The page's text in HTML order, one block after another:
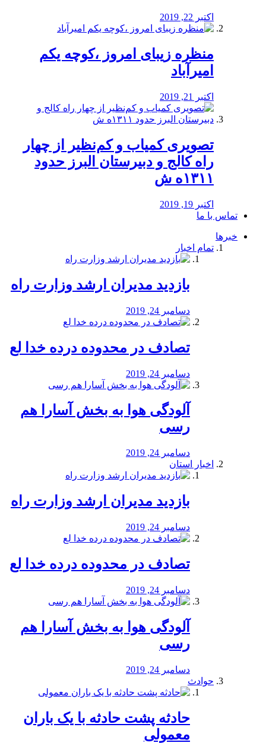
اکتبر 22, 2019
منظره‌‌ زیبای امروز ،کوچه یکم
امیرآباد
اکتبر 21, 2019
️تصویری کمیاب و کم‌نظیر از چهار
راه كالج و دبيرستان البرز حدود
۱۳۱۱ه ش
اکتبر 19, 2019
تماس با ما
خبرها
تمام اخبار
بازدید مدیران ارشد وزارت راه
دسامبر 24, 2019
تصادف در محدوده درده خدا لع
دسامبر 24, 2019
آلودگی هوا به بخش آسارا هم
رسی
دسامبر 24, 2019
اخبار استان
بازدید مدیران ارشد وزارت راه
دسامبر 24, 2019
تصادف در محدوده درده خدا لع
دسامبر 24, 2019
آلودگی هوا به بخش آسارا هم
رسی
دسامبر 24, 2019
حوادث
️حادثه پشت حادثه با یک باران
معمولی